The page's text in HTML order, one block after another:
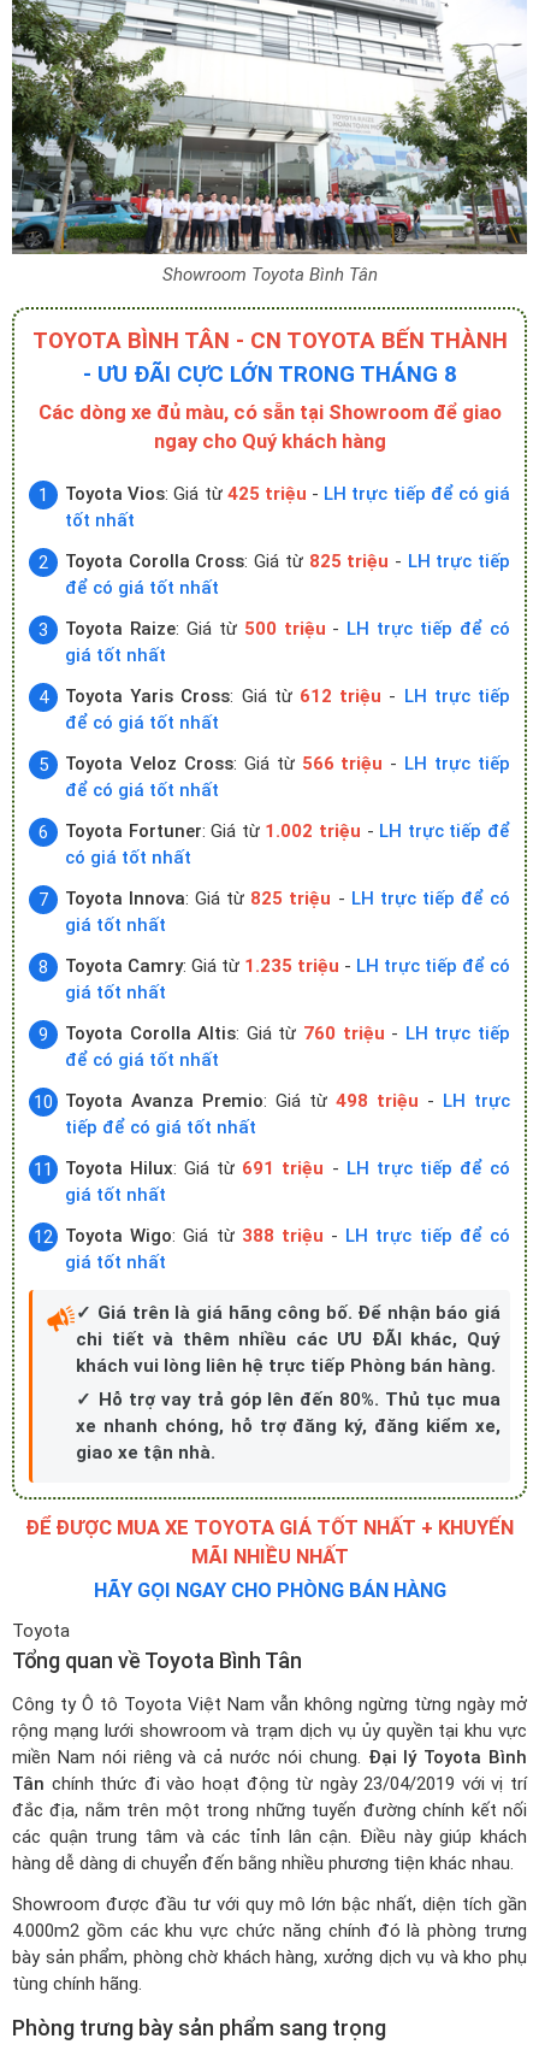
Showroom Toyota Bình Tân
TOYOTA BÌNH TÂN - CN TOYOTA BẾN THÀNH
- ƯU ĐÃI CỰC LỚN TRONG THÁNG 8
Các dòng xe đủ màu, có sẵn tại Showroom để giao
ngay cho Quý khách hàng
Toyota Vios: Giá từ 425 triệu - LH trực tiếp để có giá
tốt nhất
Toyota Corolla Cross: Giá từ 825 triệu - LH trực tiếp
để có giá tốt nhất
Toyota Raize: Giá từ 500 triệu - LH trực tiếp để có
giá tốt nhất
Toyota Yaris Cross: Giá từ 612 triệu - LH trực tiếp
để có giá tốt nhất
Toyota Veloz Cross: Giá từ 566 triệu - LH trực tiếp
để có giá tốt nhất
Toyota Fortuner: Giá từ 1.002 triệu - LH trực tiếp để
có giá tốt nhất
Toyota Innova: Giá từ 825 triệu - LH trực tiếp để có
giá tốt nhất
Toyota Camry: Giá từ 1.235 triệu - LH trực tiếp để có
giá tốt nhất
Toyota Corolla Altis: Giá từ 760 triệu - LH trực tiếp
để có giá tốt nhất
Toyota Avanza Premio: Giá từ 498 triệu - LH trực
tiếp để có giá tốt nhất
Toyota Hilux: Giá từ 691 triệu - LH trực tiếp để có
giá tốt nhất
Toyota Wigo: Giá từ 388 triệu - LH trực tiếp để có
giá tốt nhất
✓ Giá trên là giá hãng công bố. Để nhận báo giá
chi tiết và thêm nhiều các ƯU ĐÃI khác, Quý
khách vui lòng liên hệ trực tiếp Phòng bán hàng.
✓ Hỗ trợ vay trả góp lên đến 80%. Thủ tục mua
xe nhanh chóng, hỗ trợ đăng ký, đăng kiểm xe,
giao xe tận nhà.
ĐỂ ĐƯỢC MUA XE TOYOTA GIÁ TỐT NHẤT + KHUYẾN
MÃI NHIỀU NHẤT
HÃY GỌI NGAY CHO PHÒNG BÁN HÀNG
Toyota
Tổng quan về Toyota Bình Tân
Công ty Ô tô Toyota Việt Nam vẫn không ngừng từng ngày mở
rộng mạng lưới showroom và trạm dịch vụ ủy quyền tại khu vực
miền Nam nói riêng và cả nước nói chung. Đại lý Toyota Bình
Tân chính thức đi vào hoạt động từ ngày 23/04/2019 với vị trí
đắc địa, nằm trên một trong những tuyến đường chính kết nối
các quận trung tâm và các tỉnh lân cận. Điều này giúp khách
hàng dễ dàng di chuyển đến bằng nhiều phương tiện khác nhau.
Showroom được đầu tư với quy mô lớn bậc nhất, diện tích gần
4.000m2 gồm các khu vực chức năng chính đó là phòng trưng
bày sản phẩm, phòng chờ khách hàng, xưởng dịch vụ và kho phụ
tùng chính hãng.
Phòng trưng bày sản phẩm sang trọng